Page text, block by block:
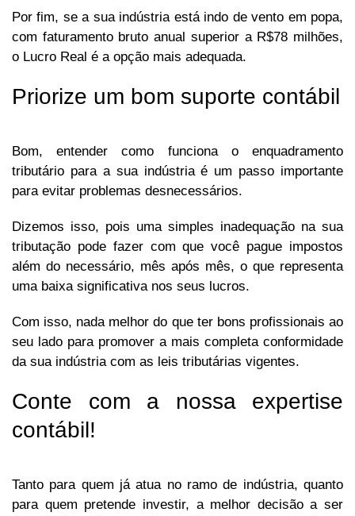
Por fim, se a sua indústria está indo de vento em popa,
com faturamento bruto anual superior a R$78 milhões,
o Lucro Real é a opção mais adequada.
Priorize um bom suporte contábil
Bom, entender como funciona o enquadramento
tributário para a sua indústria é um passo importante
para evitar problemas desnecessários.
Dizemos isso, pois uma simples inadequação na sua
tributação pode fazer com que você pague impostos
além do necessário, mês após mês, o que representa
uma baixa significativa nos seus lucros.
Com isso, nada melhor do que ter bons profissionais ao
seu lado para promover a mais completa conformidade
da sua indústria com as leis tributárias vigentes.
Conte com a nossa expertise
contábil!
Tanto para quem já atua no ramo de indústria, quanto
para quem pretende investir, a melhor decisão a ser